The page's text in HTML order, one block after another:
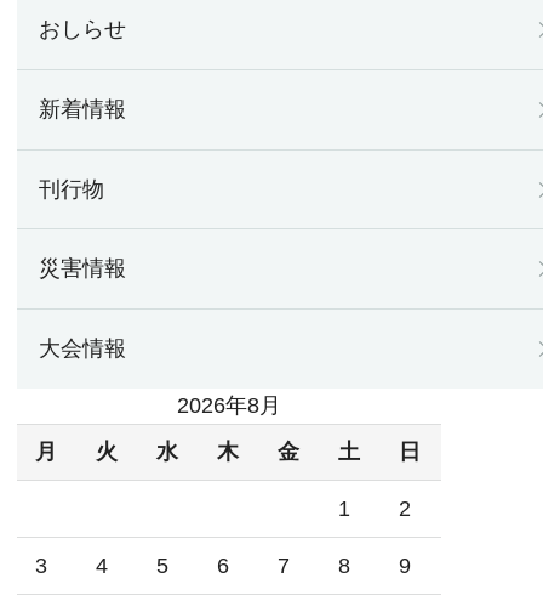
おしらせ
新着情報
刊行物
災害情報
大会情報
2026年8月
月
火 水 木 金 土 日
1 2
3 4 5 6 7 8 9